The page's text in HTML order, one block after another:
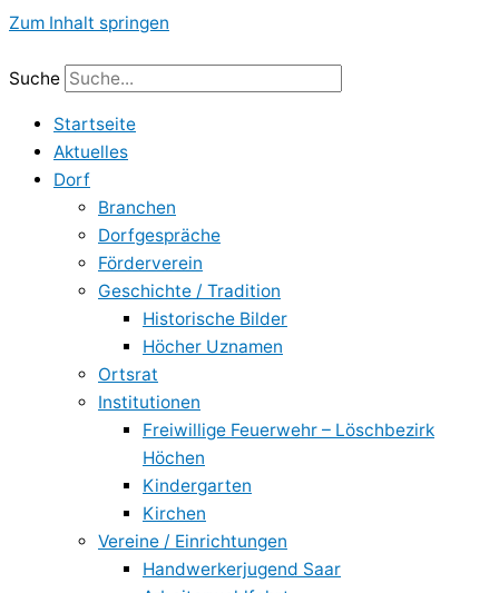
Zum Inhalt springen
Suche
Startseite
Aktuelles
Dorf
Branchen
Dorfgespräche
Förderverein
Geschichte / Tradition
Historische Bilder
Höcher Uznamen
Ortsrat
Institutionen
Freiwillige Feuerwehr – Löschbezirk
Höchen
Kindergarten
Kirchen
Vereine / Einrichtungen
Handwerkerjugend Saar